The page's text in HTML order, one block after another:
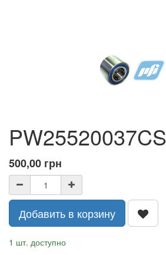
500,00 грн
Добавить в корзину
1 шт. доступно